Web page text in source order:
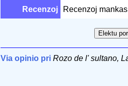
Recenzoj Recenzoj
Via opinio pri Rozo de l' sultano,